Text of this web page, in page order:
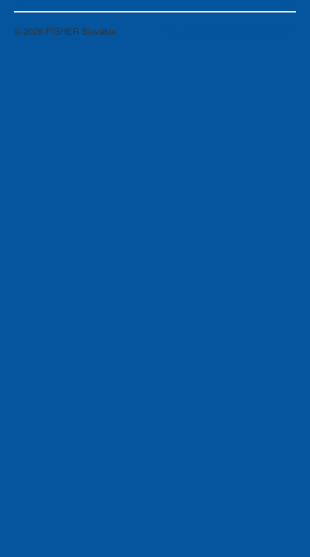
© 2026 FISHER Slovakia